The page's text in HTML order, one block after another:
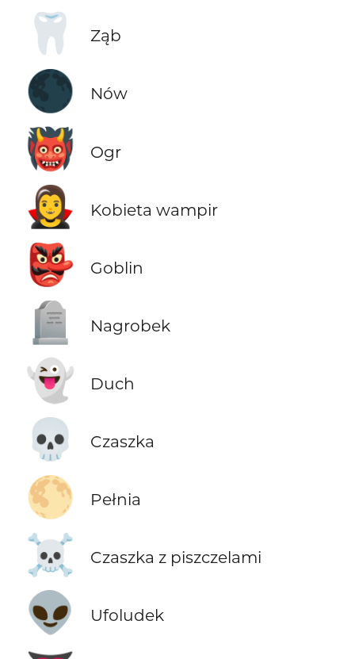
🦷 Ząb
🌑 Nów
👹 Ogr
🧛‍♀️ Kobieta wampir
👺 Goblin
🪦 Nagrobek
👻 Duch
💀 Czaszka
🌕 Pełnia
☠️ Czaszka z piszczelami
👽 Ufoludek